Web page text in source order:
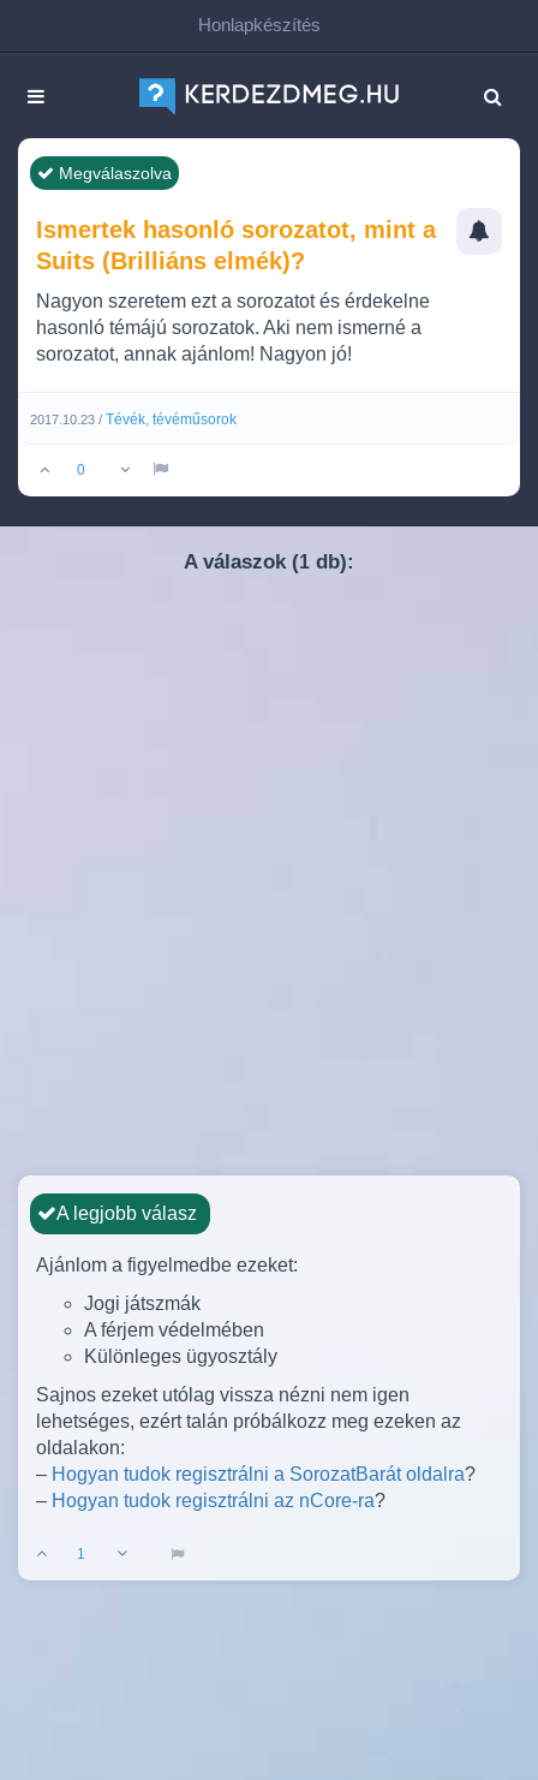
Honlapkészítés
Megválaszolva
Ismertek hasonló sorozatot, mint a
Suits (Brilliáns elmék)?
Nagyon szeretem ezt a sorozatot és érdekelne
hasonló témájú sorozatok. Aki nem ismerné a
sorozatot, annak ajánlom! Nagyon jó!
2017.10.23 / Tévék, tévéműsorok
0
A válaszok (1 db):
A legjobb válasz
Ajánlom a figyelmedbe ezeket:
Jogi játszmák
A férjem védelmében
Különleges ügyosztály
Sajnos ezeket utólag vissza nézni nem igen
lehetséges, ezért talán próbálkozz meg ezeken az
oldalakon:
– Hogyan tudok regisztrálni a SorozatBarát oldalra?
– Hogyan tudok regisztrálni az nCore-ra?
1